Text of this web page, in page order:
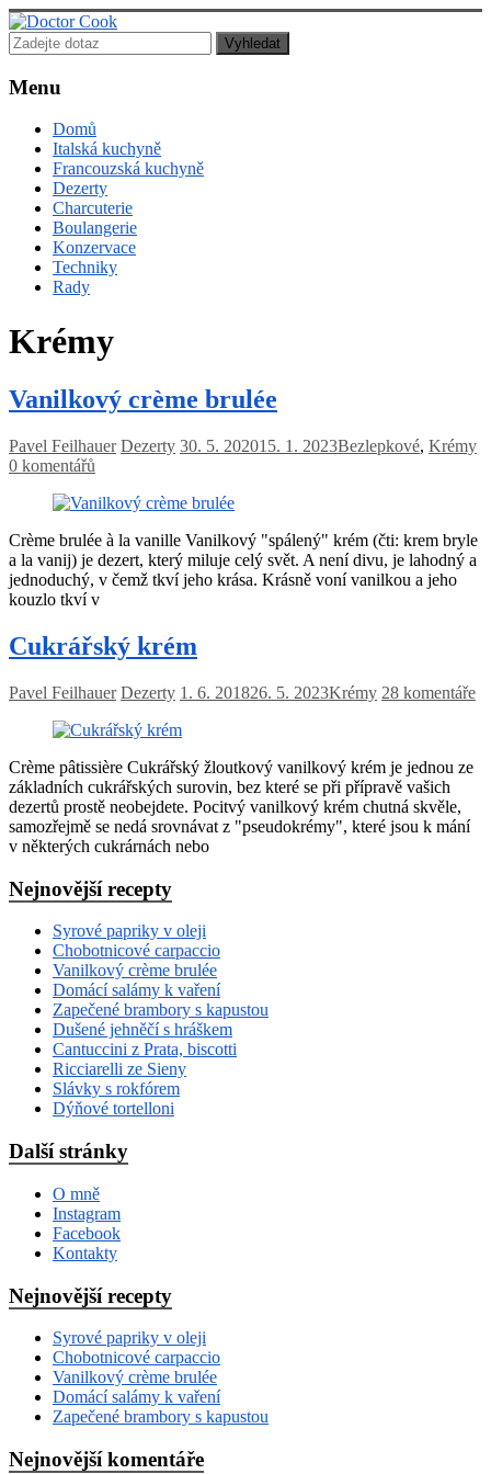
Doctor
Cook
Lékař
posedlý
jídlem,
vařením
pečením!
Menu
Domů
Italská kuchyně
Francouzská kuchyně
Dezerty
Charcuterie
Boulangerie
Konzervace
Techniky
Rady
Krémy
Vanilkový crème brulée
Pavel Feilhauer Dezerty 30. 5. 202015. 1. 2023Bezlepkové, Krémy
0 komentářů
Crème brulée à la vanille Vanilkový "spálený" krém (čti: krem bryle
a la vanij) je dezert, který miluje celý svět. A není divu, je lahodný a
jednoduchý, v čemž tkví jeho krása. Krásně voní vanilkou a jeho
kouzlo tkví v
Cukrářský krém
Pavel Feilhauer Dezerty 1. 6. 201826. 5. 2023Krémy 28 komentáře
Crème pâtissière Cukrářský žloutkový vanilkový krém je jednou ze
základních cukrářských surovin, bez které se při přípravě vašich
dezertů prostě neobejdete. Pocitvý vanilkový krém chutná skvěle,
samozřejmě se nedá srovnávat z "pseudokrémy", které jsou k mání
v některých cukrárnách nebo
Nejnovější recepty
Syrové papriky v oleji
Chobotnicové carpaccio
Vanilkový crème brulée
Domácí salámy k vaření
Zapečené brambory s kapustou
Dušené jehněčí s hráškem
Cantuccini z Prata, biscotti
Ricciarelli ze Sieny
Slávky s rokfórem
Dýňové tortelloni
Další stránky
O mně
Instagram
Facebook
Kontakty
Nejnovější recepty
Syrové papriky v oleji
Chobotnicové carpaccio
Vanilkový crème brulée
Domácí salámy k vaření
Zapečené brambory s kapustou
Nejnovější komentáře